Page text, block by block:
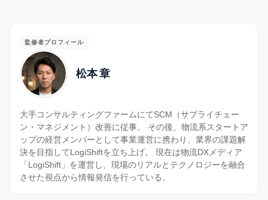
監修者プロフィール
松本 章
大手コンサルティングファームにてSCM（サプライチェー
ン・マネジメント）改善に従事。 その後、物流系スタートア
ップの経営メンバーとして事業運営に携わり、業界の課題解
決を目指してLogiShiftを立ち上げ。 現在は物流DXメディア
「LogiShift」を運営し、現場のリアルとテクノロジーを融合
させた視点から情報発信を行っている。